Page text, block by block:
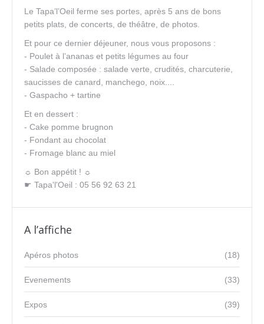
Le Tapa’l’Oeil ferme ses portes, après 5 ans de bons
petits plats, de concerts, de théâtre, de photos.
Et pour ce dernier déjeuner, nous vous proposons :
- Poulet à l’ananas et petits légumes au four
- Salade composée : salade verte, crudités, charcuterie,
saucisses de canard, manchego, noix....
- Gaspacho + tartine
Et en dessert :
- Cake pomme brugnon
- Fondant au chocolat
- Fromage blanc au miel
☼ Bon appétit ! ☼
☛ Tapa'l'Oeil : 05 56 92 63 21
A l’affiche
(18)
Apéros photos
(33)
Evenements
(39)
Expos